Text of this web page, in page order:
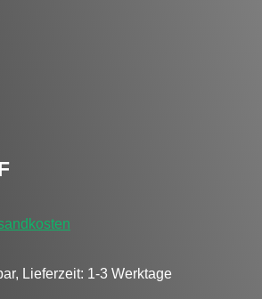
Lieferzeit: 1-3 Werktage